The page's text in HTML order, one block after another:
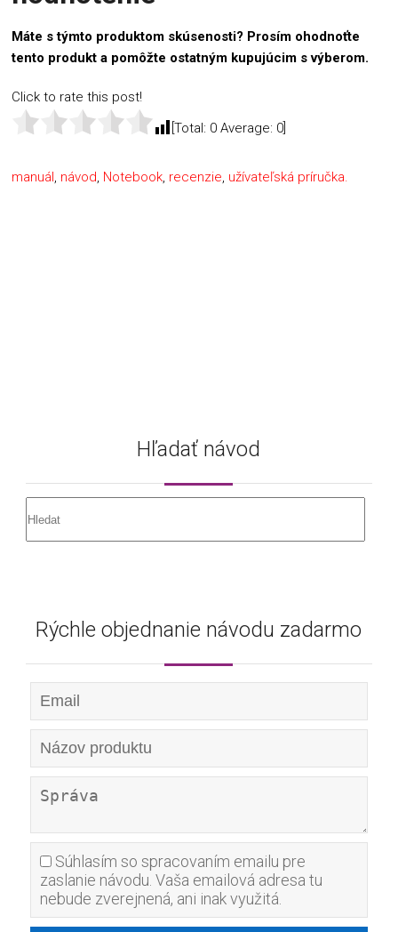
Máte s týmto produktom skúsenosti? Prosím ohodnoťte
tento produkt a pomôžte ostatným kupujúcim s výberom.
Click to rate this post!
[Total: 0 Average: 0
manuál, návod, Notebook, recenzie, užívateľská príručka.
Hľadať návod
Rýchle objednanie návodu zadarmo
Súhlasím so spracovaním emailu pre
zaslanie návodu. Vaša emailová adresa tu
nebude zverejnená, ani inak využitá.